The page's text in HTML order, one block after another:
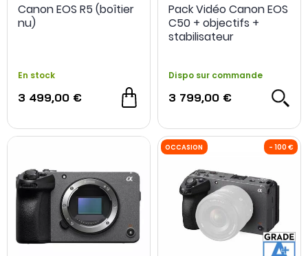
Canon EOS R5 (boîtier
nu)
En stock
3 499,00 €
Pack Vidéo Canon EOS
C50 + objectifs +
stabilisateur
Dispo sur commande
3 799,00 €